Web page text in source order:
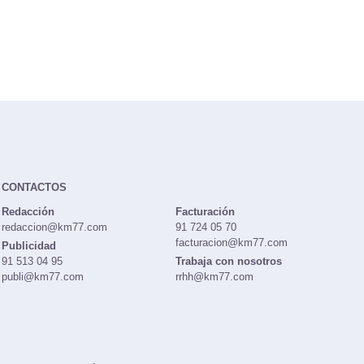
CONTACTOS
Redacción
redaccion@km77.com
Publicidad
91 513 04 95
publi@km77.com
Facturación
91 724 05 70
facturacion@km77.com
Trabaja con nosotros
rrhh@km77.com